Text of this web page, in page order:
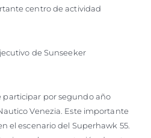
centro de actividad
de Sunseeker
participar por segundo año
Venezia. Este importante
el escenario del Superhawk 55.